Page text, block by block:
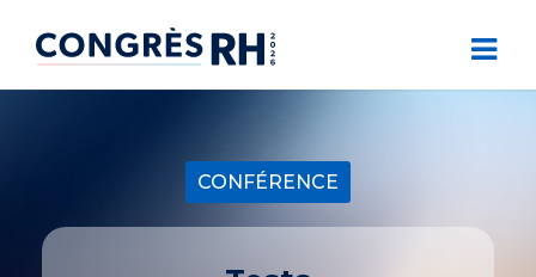
CONFÉRENCE